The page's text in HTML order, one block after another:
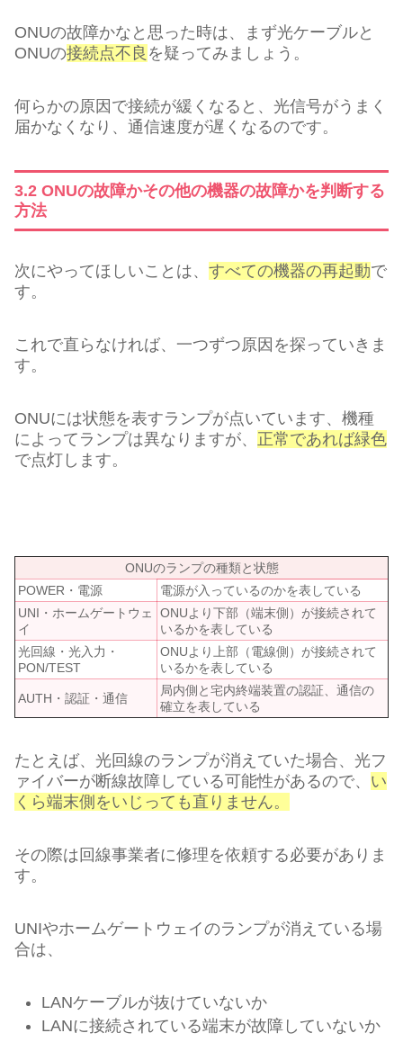
ONUの故障かなと思った時は、まず光ケーブルと
ONUの接続点不良 を疑ってみましょう。
何らかの原因で接続が緩くなると、光信号がうまく
届かなくなり、通信速度が遅くなるのです。
3.2 ONUの故障かその他の機器の故障かを判断する
方法
次にやってほしいことは、 すべての機器の再起動で
す。
これで直らなければ、一つずつ原因を探っていきま
す。
ONUには状態を表すランプが点いています、機種
によってランプは異なりますが、 正常であれば緑色
で点灯します。
ONUのランプの種類と状態
POWER・電源
電源が入っているのかを表している
UNI・ホームゲートウェ
イ
ONUより下部（端末側）が接続されて
いるかを表している
光回線・光入力・
PON/TEST
ONUより上部（電線側）が接続されて
いるかを表している
AUTH・認証・通信
局内側と宅内終端装置の認証、通信の
確立を表している
たとえば、光回線のランプが消えていた場合、光フ
ァイバーが断線故障している可能性があるので、 い
くら端末側をいじっても直りません。
その際は回線事業者に修理を依頼する必要がありま
す。
UNIやホームゲートウェイのランプが消えている場
合は、
LANケーブルが抜けていないか
LANに接続されている端末が故障していないか